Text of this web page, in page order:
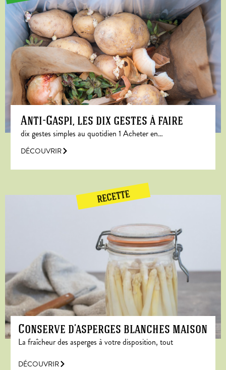
Anti-Gaspi, les dix gestes à faire
dix gestes simples au quotidien 1 Acheter en…
DÉCOUVRIR
RECETTE
Conserve d’asperges blanches maison
La fraîcheur des asperges à votre disposition, tout
DÉCOUVRIR